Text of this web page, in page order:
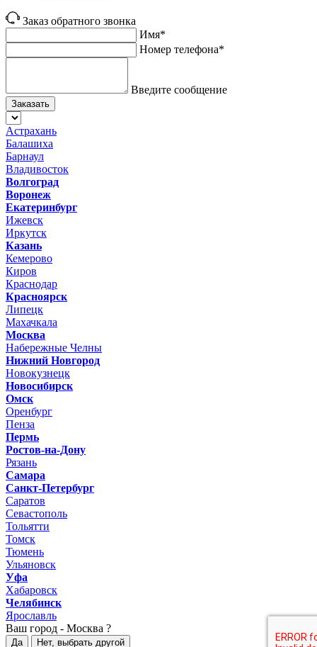
Заказ обратного звонка
Имя*
Номер телефона*
Введите сообщение
Заказать
Астрахань
Балашиха
Барнаул
Владивосток
Волгоград
Воронеж
Екатеринбург
Ижевск
Иркутск
Казань
Кемерово
Киров
Краснодар
Красноярск
Липецк
Махачкала
Москва
Набережные Челны
Нижний Новгород
Новокузнецк
Новосибирск
Омск
Оренбург
Пенза
Пермь
Ростов-на-Дону
Рязань
Самара
Санкт-Петербург
Саратов
Севастополь
Тольятти
Томск
Тюмень
Ульяновск
Уфа
Хабаровск
Челябинск
Ярославль
Ваш город - Москва ?
Да Нет, выбрать другой